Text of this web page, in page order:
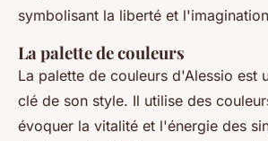
symbolisant la liberté et
La palette de couleurs
La palette de couleurs d'Alessio est
clé de son style. Il utilise des
évoquer la vitalité et l'énergie des